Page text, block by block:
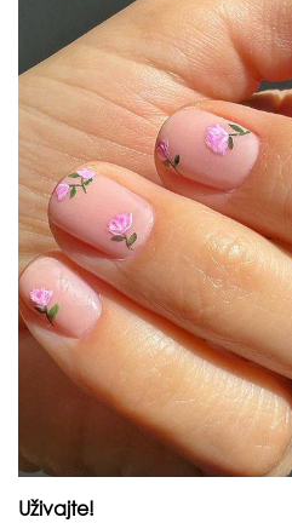
Uživajte!